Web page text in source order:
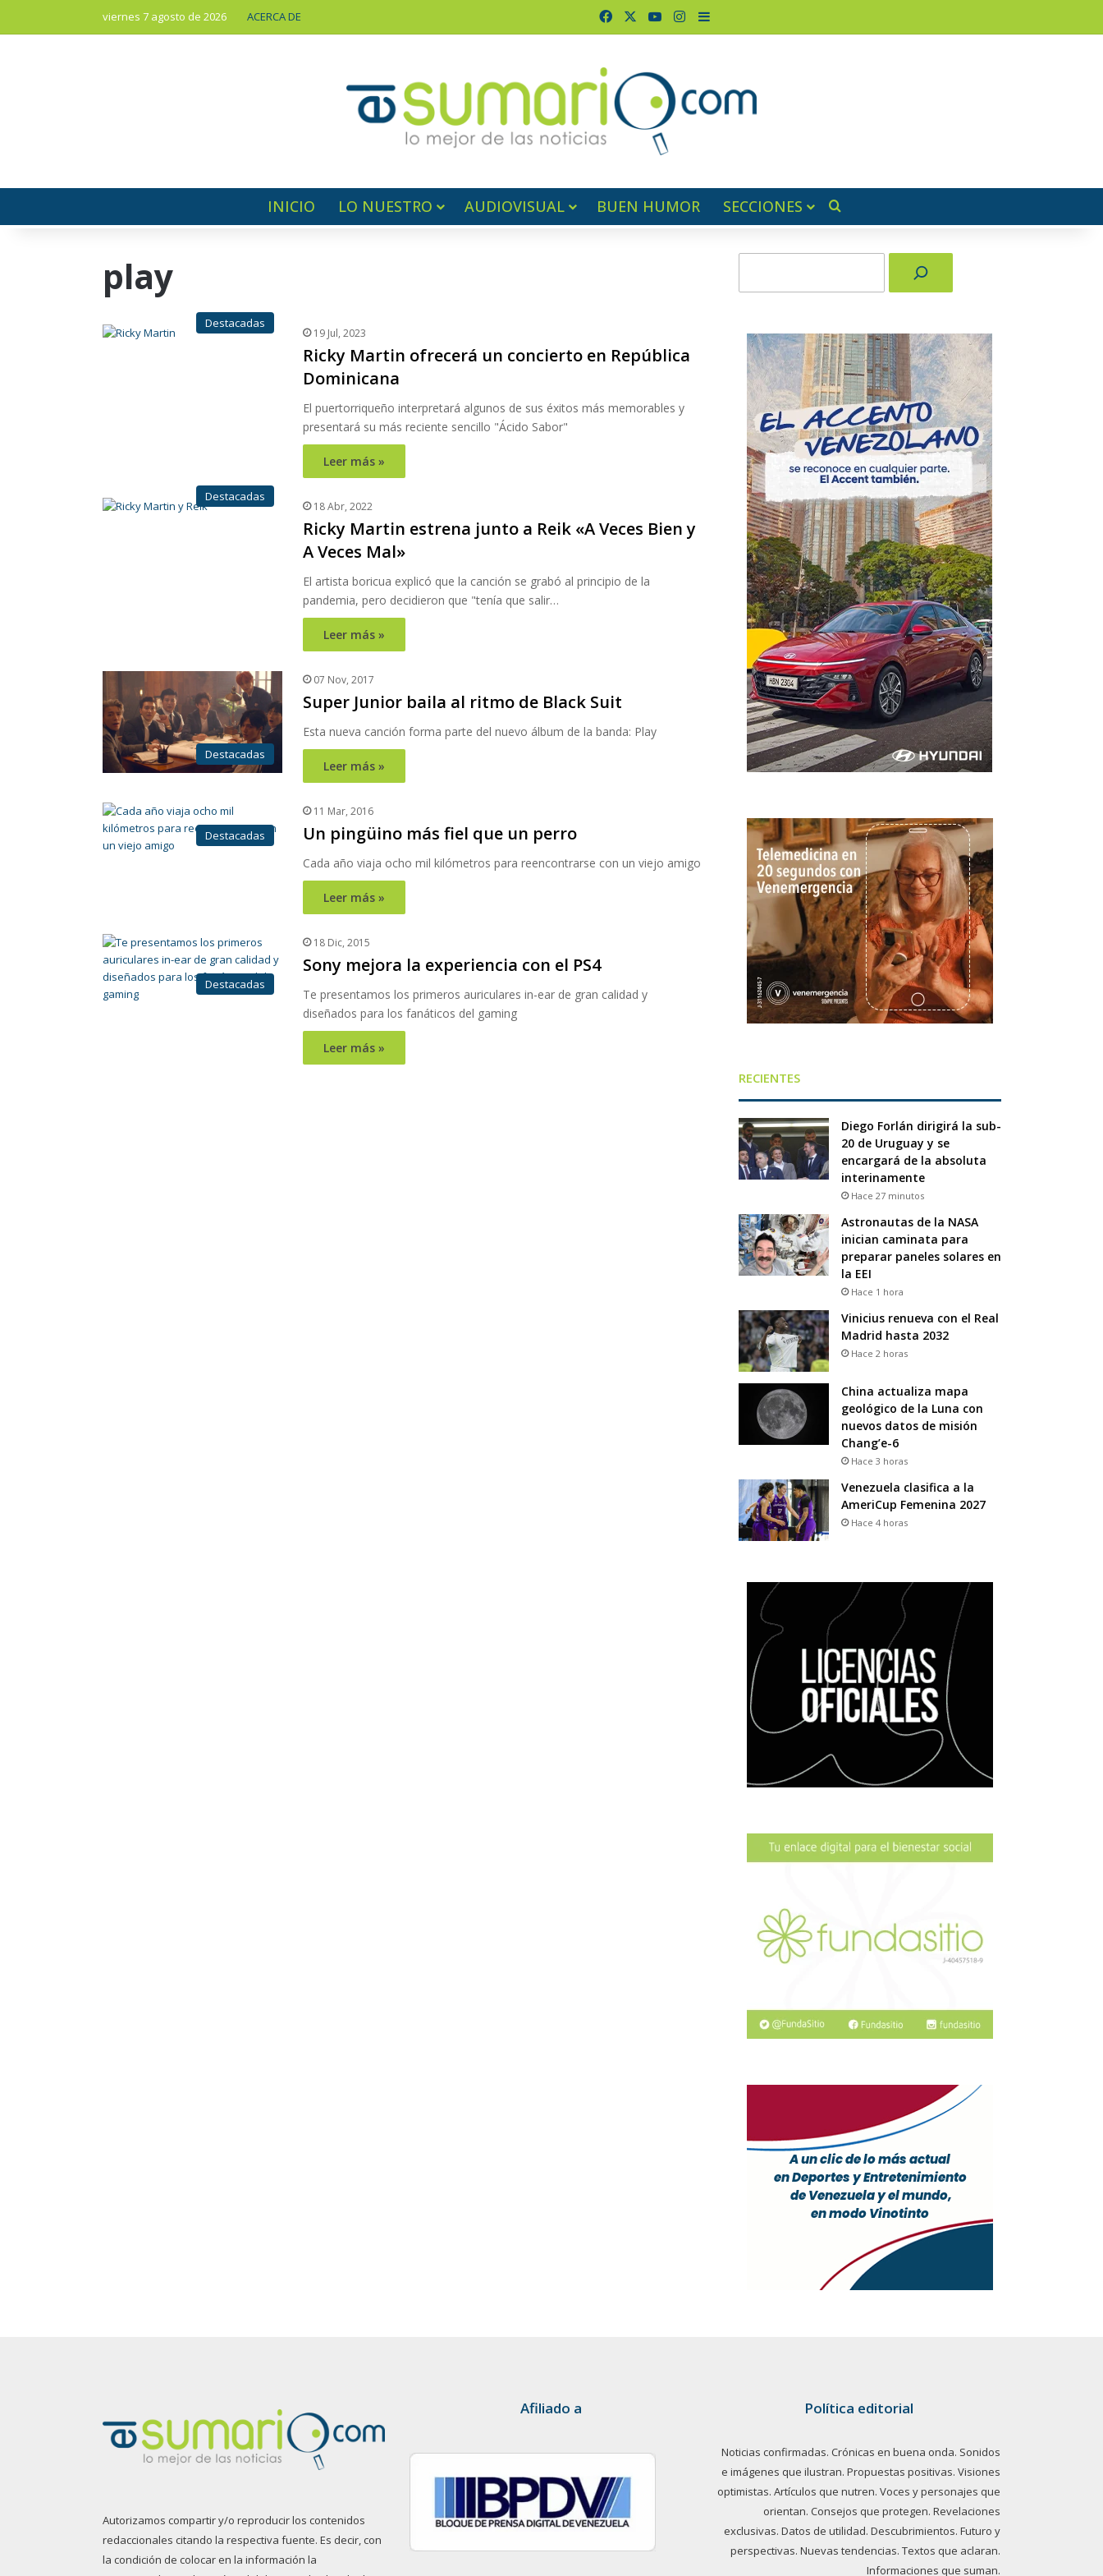
viernes 7 agosto de 2026 ACERCA DE FacebookYouTubeInstagram
Barra lateral
INICIO LO NUESTRO AUDIOVISUAL BUEN HUMOR SECCIONES
play
Destacadas
19 Jul, 2023
Ricky Martin ofrecerá un concierto en República
Dominicana
El puertorriqueño interpretará algunos de sus éxitos más memorables y
presentará su más reciente sencillo "Ácido Sabor"
Leer más »
Destacadas
18 Abr, 2022
Ricky Martin estrena junto a Reik «A Veces Bien y
A Veces Mal»
El artista boricua explicó que la canción se grabó al principio de la
pandemia, pero decidieron que "tenía que salir…
Leer más »
Destacadas
07 Nov, 2017
Super Junior baila al ritmo de Black Suit
Esta nueva canción forma parte del nuevo álbum de la banda: Play
Leer más »
Destacadas
11 Mar, 2016
Un pingüino más fiel que un perro
Cada año viaja ocho mil kilómetros para reencontrarse con un viejo amigo
Leer más »
Destacadas
18 Dic, 2015
Sony mejora la experiencia con el PS4
Te presentamos los primeros auriculares in-ear de gran calidad y
diseñados para los fanáticos del gaming
Leer más »
RECIENTES
Diego Forlán dirigirá la sub-
20 de Uruguay y se
encargará de la absoluta
interinamente
Hace 27 minutos
Astronautas de la NASA
inician caminata para
preparar paneles solares en
la EEI
Hace 1 hora
Vinicius renueva con el Real
Madrid hasta 2032
Hace 2 horas
China actualiza mapa
geológico de la Luna con
nuevos datos de misión
Chang’e-6
Hace 3 horas
Venezuela clasifica a la
AmeriCup Femenina 2027
Hace 4 horas
Autorizamos compartir y/o reproducir los contenidos
redaccionales citando la respectiva fuente. Es decir, con
la condición de colocar en la información la
Afiliado a Política editorial
Noticias confirmadas. Crónicas en buena onda. Sonidos
e imágenes que ilustran. Propuestas positivas. Visiones
optimistas. Artículos que nutren. Voces y personajes que
orientan. Consejos que protegen. Revelaciones
exclusivas. Datos de utilidad. Descubrimientos. Futuro y
perspectivas. Nuevas tendencias. Textos que aclaran.
Informaciones que suman.